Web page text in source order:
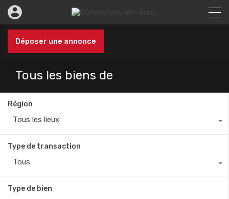
Déposer une annonce
Tous les biens de
Région
Tous les lieux
Type de transaction
Tous
Type de bien